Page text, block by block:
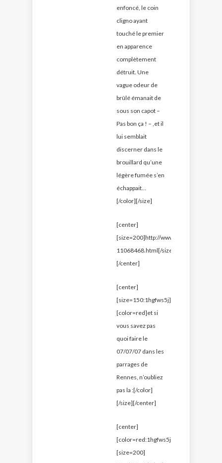
enfoncé, le coin
cligno ayant
touché le premier
en apparence
complètement
détruit. Une
vague odeur de
brûlé émanait de
sous son capot –
Pas bon ça ! – ,et il
lui semblait
discerner dans le
brouillard qu’une
légère fumée s’en
échappait…
[/color][/size]
[center]
[size=200]http://www.krashwar.org/
11068468.html[/size]
[/center]
[center]
[size=150:1hgfws5j]
[color=red]et si
vous savez pas
quoi faire le
07/07/07 dans les
parrages de
Rennes, n’oubliez
pas la :[/color]
[/size][/center]
[center]
[color=red:1hgfws5j]
[size=200]